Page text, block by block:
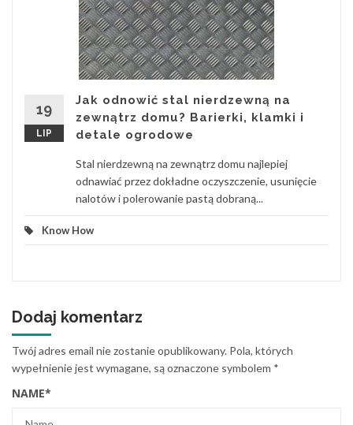
19
LIP
Jak odnowić stal nierdzewną na
zewnątrz domu? Barierki, klamki i
detale ogrodowe
Stal nierdzewną na zewnątrz domu najlepiej
odnawiać przez dokładne oczyszczenie, usunięcie
nalotów i polerowanie pastą dobraną...
Know How
Dodaj komentarz
Twój adres email nie zostanie opublikowany. Pola, których
wypełnienie jest wymagane, są oznaczone symbolem *
NAME*